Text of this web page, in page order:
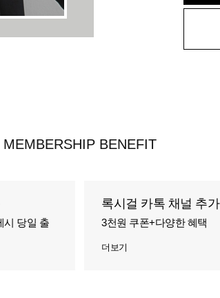
MEMBERSHIP BENEFIT
시 당일 출
록시걸 카톡 채널 추가
3천원 쿠폰+다양한 혜택
더보기